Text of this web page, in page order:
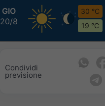
GIO
20/8
30 °C
19 °C
Condividi
previsione